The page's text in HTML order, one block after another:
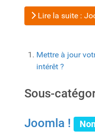
Lire la suite :
Mettre à jour
intérêt ?
Sous-
Joomla !